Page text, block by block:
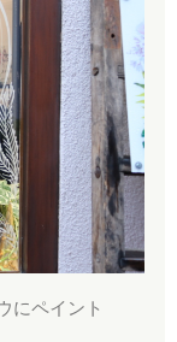
にペイント